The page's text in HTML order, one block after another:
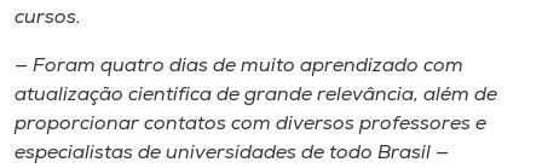
cursos.
— Foram quatro dias de muito aprendizado com
atualização científica de grande relevância, além de
proporcionar contatos com diversos professores e
especialistas de universidades de todo Brasil —